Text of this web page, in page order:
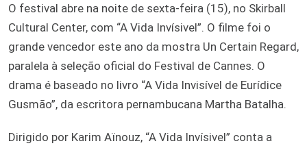
O festival abre na noite de sexta-feira (15), no Skirball
Cultural Center, com “A Vida Invísivel”. O filme foi o
grande vencedor este ano da mostra Un Certain Regard,
paralela à seleção oficial do Festival de Cannes. O
drama é baseado no livro “A Vida Invisível de Eurídice
Gusmão”, da escritora pernambucana Martha Batalha.
Dirigido por Karim Aïnouz, “A Vida Invísivel” conta a